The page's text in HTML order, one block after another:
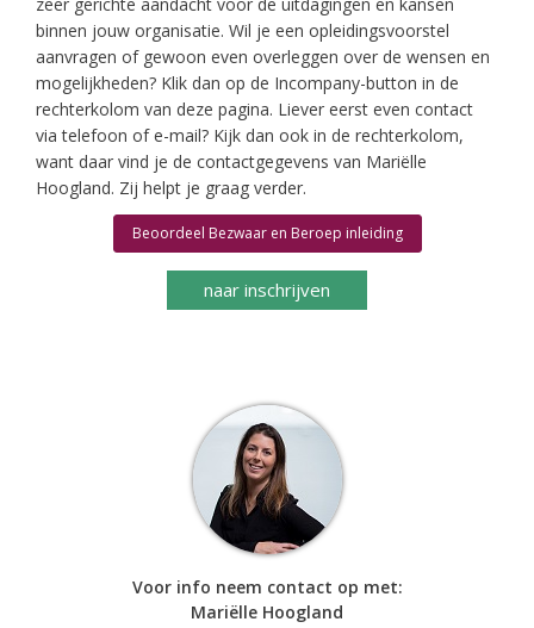
binnen jouw organisatie. Wil je een opleidingsvoorstel
aanvragen of gewoon even overleggen over de wensen en
mogelijkheden? Klik dan op de Incompany-button in de
rechterkolom van deze pagina. Liever eerst even contact
via telefoon of e-mail? Kijk dan ook in de rechterkolom,
want daar vind je de contactgegevens van Mariëlle
Hoogland. Zij helpt je graag verder.
Beoordeel Bezwaar en Beroep inleiding
naar inschrijven
Voor info neem contact op met:
Mariëlle Hoogland